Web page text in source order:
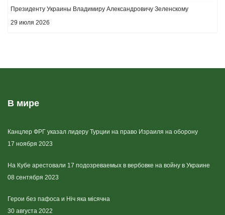
Президенту Украины Владимиру Александровичу Зеленскому
29 июля 2026
В мире
Канцлер ФРГ указал лидеру Турции на право Израиля на оборону
17 ноября 2023
На Кубе арестовали 17 подозреваемых в вербовке на войну в Украине
08 сентября 2023
Герои без пафоса и Ніч яка місячна
30 августа 2022